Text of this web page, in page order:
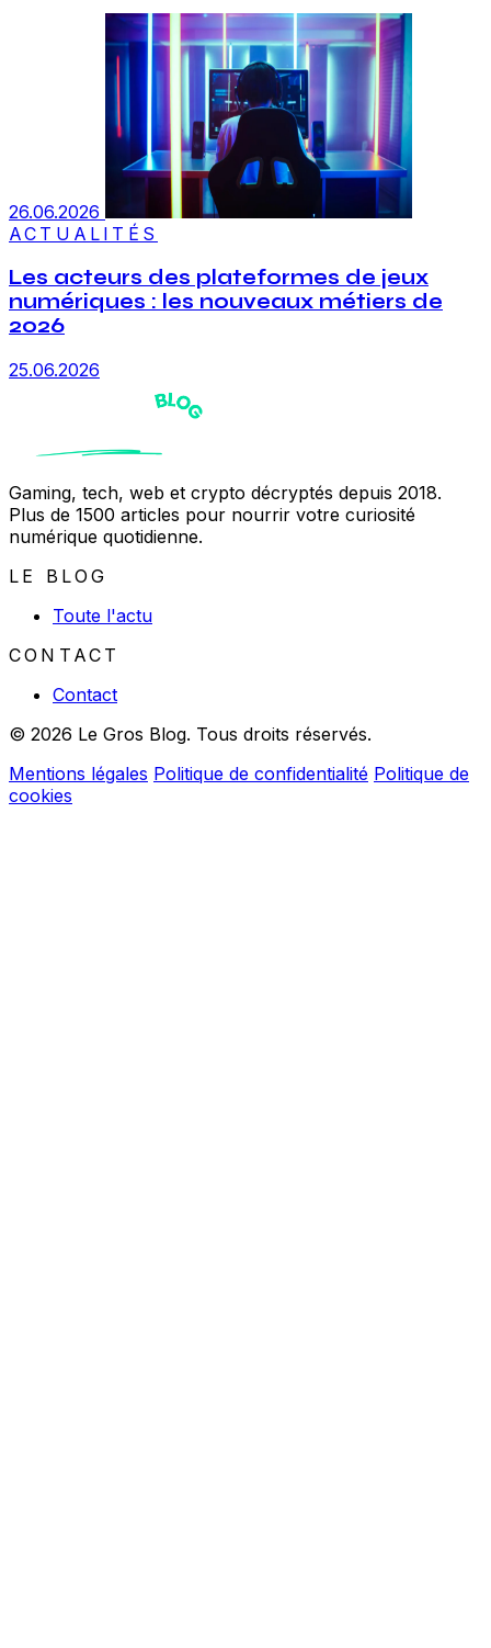
26.06.2026
ACTUALITÉS
Les acteurs des plateformes de jeux
numériques : les nouveaux métiers de
2026
25.06.2026
Gaming, tech, web et crypto décryptés depuis 2018.
Plus de 1500 articles pour nourrir votre curiosité
numérique quotidienne.
LE BLOG
Toute l'actu
CONTACT
Contact
© 2026 Le Gros Blog. Tous droits réservés.
Mentions légales Politique de confidentialité Politique de
cookies